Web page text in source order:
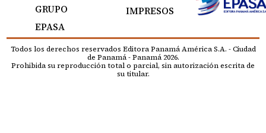
GRUPO
EPASA
IMPRESOS
Todos los derechos reservados Editora Panamá América S.A. - Ciudad
de Panamá - Panamá 2026.
Prohibida su reproducción total o parcial, sin autorización escrita de
su titular.